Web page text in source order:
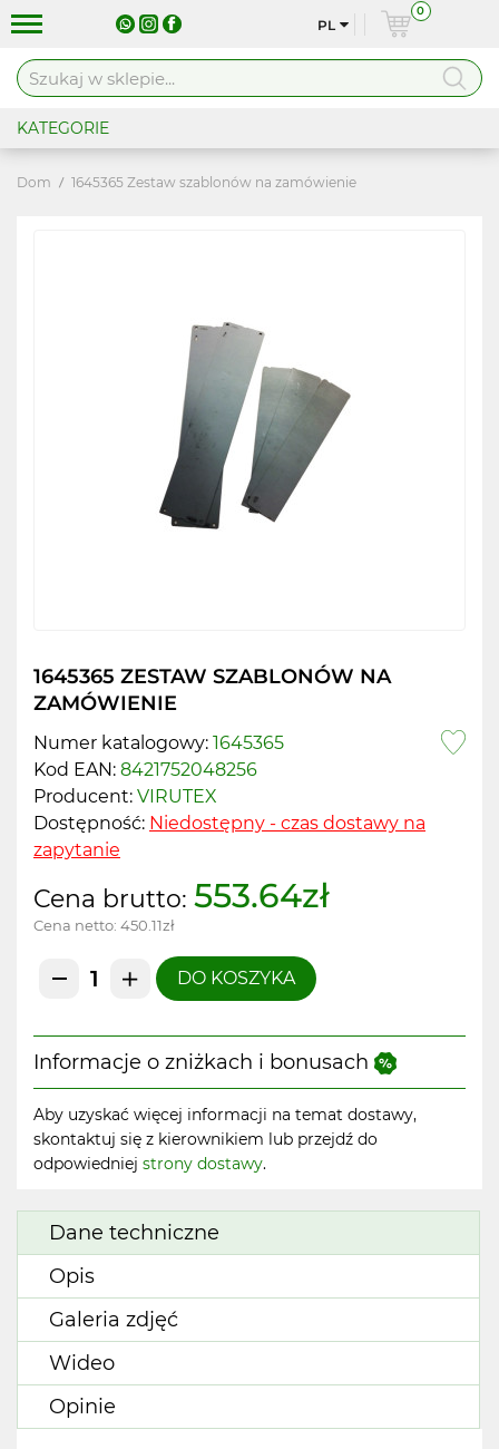
PL
0
KATEGORIE
Dom 1645365 Zestaw szablonów na zamówienie
1645365 ZESTAW SZABLONÓW NA
ZAMÓWIENIE
Numer katalogowy: 1645365
Kod EAN: 8421752048256
Producent: VIRUTEX
Dostępność: Niedostępny - czas dostawy na
zapytanie
Cena brutto: 553.64zł
Cena netto: 450.11zł
DO KOSZYKA
Informacje o zniżkach i bonusach
Aby uzyskać więcej informacji na temat dostawy,
skontaktuj się z kierownikiem lub przejdź do
odpowiedniej strony dostawy.
Dane techniczne
Opis
Galeria zdjęć
Wideo
Opinie